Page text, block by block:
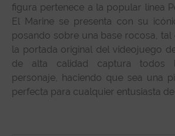
figura pertenece a la popular línea
El Marine se presenta con su
posando sobre una base rocosa,
la portada original del videojuego
de alta calidad captura todos
personaje, haciendo que sea una
perfecta para cualquier entusiasta